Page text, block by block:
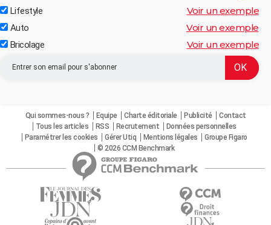
Lifestyle Voir un exemple
Auto Voir un exemple
Bricolage Voir un exemple
Qui sommes-nous ? Equipe Charte éditoriale Publicité
Contact
Tous les articles
RSS Recrutement
Données personnelles
Paramétrer les cookies
Gérer Utiq Mentions légales
Groupe Figaro
© 2026 CCM Benchmark